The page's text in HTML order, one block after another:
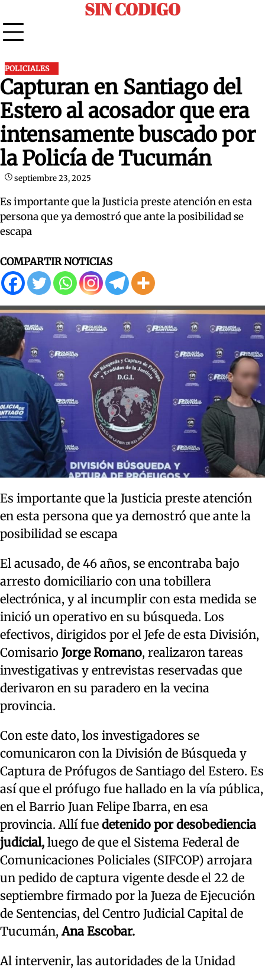
to
content
SIN CODIGO
POLICIALES
Capturan en Santiago del
Estero al acosador que era
intensamente buscado por
la Policía de Tucumán
septiembre 23, 2025
Es importante que la Justicia preste atención en esta
persona que ya demostró que ante la posibilidad se
escapa
COMPARTIR NOTICIAS
Es importante que la Justicia preste atención
en esta persona que ya demostró que ante la
posibilidad se escapa
El acusado, de 46 años, se encontraba bajo
arresto domiciliario con una tobillera
electrónica, y al incumplir con esta medida se
inició un operativo en su búsqueda. Los
efectivos, dirigidos por el Jefe de esta División,
Comisario Jorge Romano, realizaron tareas
investigativas y entrevistas reservadas que
derivaron en su paradero en la vecina
provincia.
Con este dato, los investigadores se
comunicaron con la División de Búsqueda y
Captura de Prófugos de Santiago del Estero. Es
así que el prófugo fue hallado en la vía pública,
en el Barrio Juan Felipe Ibarra, en esa
provincia. Allí fue detenido por desobediencia
judicial, luego de que el Sistema Federal de
Comunicaciones Policiales (SIFCOP) arrojara
un pedido de captura vigente desde el 22 de
septiembre firmado por la Jueza de Ejecución
de Sentencias, del Centro Judicial Capital de
Tucumán,Ana Escobar.
Al intervenir, las autoridades de la Unidad